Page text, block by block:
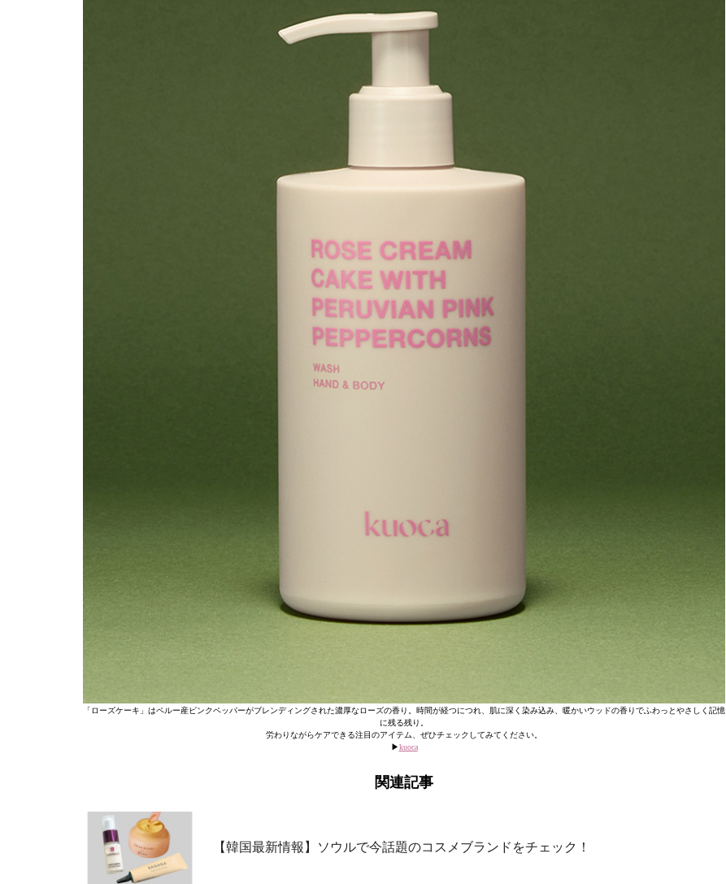
「ローズケーキ」はペルー産ピンクペッパーがブレンディングされた濃厚なローズの香り。時間が経つにつれ、肌に深く染み込み、暖かいウッドの香りでふわっとやさしく記憶
に残る残り。
労わりながらケアできる注目のアイテム、ぜひチェックしてみてください。
▶kuoca
関連記事
【韓国最新情報】ソウルで今話題のコスメブランドをチェック！